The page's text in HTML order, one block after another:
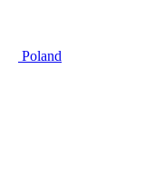
Poland